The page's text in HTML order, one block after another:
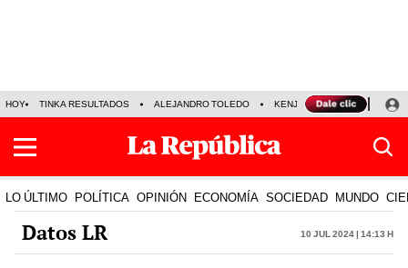
HOY TINKA RESULTADOS ALEJANDRO TOLEDO KENJI FUJIMORI
LO ÚLTIMO POLÍTICA OPINIÓN ECONOMÍA SOCIEDAD MUNDO
Datos LR 10 Jul 2024 | 14:13 h